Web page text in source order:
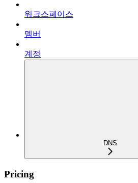
워크스페이스
멤버
계정
DNS
Pricing